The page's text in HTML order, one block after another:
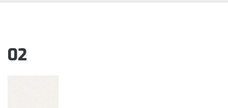
02